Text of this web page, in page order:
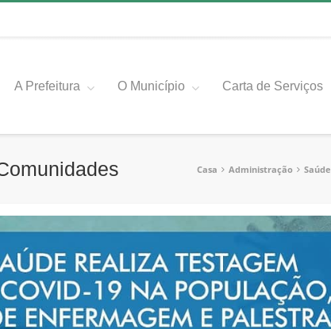
A Prefeitura O Município Carta de Serviços
Casa Administração Saúde